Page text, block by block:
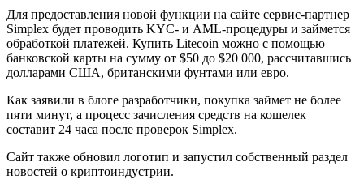
Для предоставления новой функции на сайте сервис-партнер
Simplex будет проводить KYC- и AML-процедуры и займется
обработкой платежей. Купить Litecoin можно с помощью
банковской карты на сумму от $50 до $20 000, рассчитавшись
долларами США, британскими фунтами или евро.
Как заявили в блоге разработчики, покупка займет не более
пяти минут, а процесс зачисления средств на кошелек
составит 24 часа после проверок Simplex.
Сайт также обновил логотип и запустил собственный раздел
новостей о криптоиндустрии.